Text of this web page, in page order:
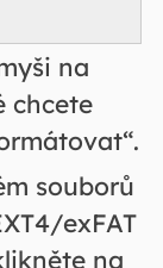
na
chcete
souborů
exFAT
na